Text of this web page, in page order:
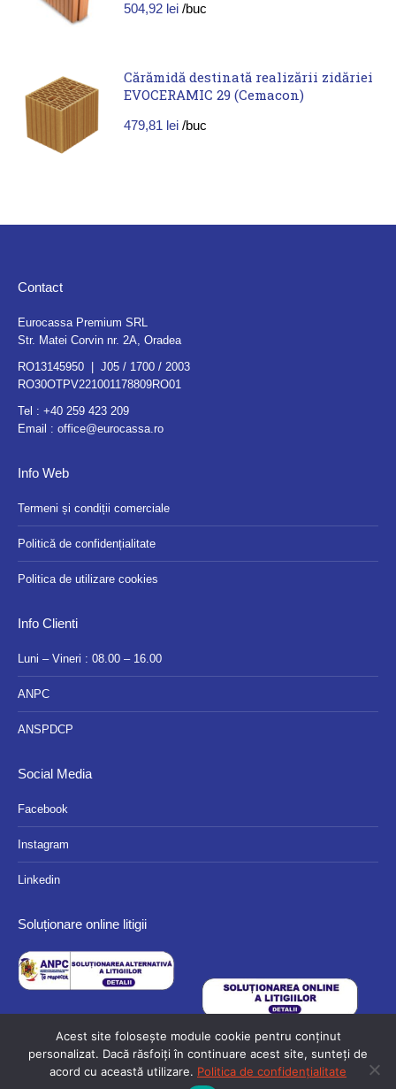
504,92 lei /buc
Cărămidă destinată realizării zidăriei
EVOCERAMIC 29 (Cemacon)
479,81 lei /buc
Contact
Eurocassa Premium SRL
Str. Matei Corvin nr. 2A, Oradea
RO13145950 | J05 / 1700 / 2003
RO30OTPV221001178809RO01
Tel : +40 259 423 209
Email : office@eurocassa.ro
Info Web
Termeni și condiții comerciale
Politică de confidențialitate
Politica de utilizare cookies
Info Clienti
Luni – Vineri : 08.00 – 16.00
ANPC
ANSPDCP
Social Media
Facebook
Instagram
Linkedin
Soluționare online litigii
Acest site folosește module cookie pentru conținut
personalizat. Dacă răsfoiți în continuare acest site, sunteți de
acord cu această utilizare. Politica de confidențialitate